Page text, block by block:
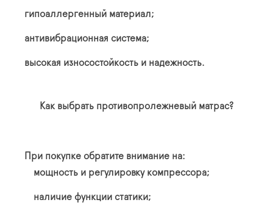
гипоаллергенный материал;
антивибрационная система;
высокая износостойкость и надежность.
Как выбрать противопролежневый матрас?
При покупке обратите внимание на:
мощность и регулировку компрессора;
наличие функции статики;